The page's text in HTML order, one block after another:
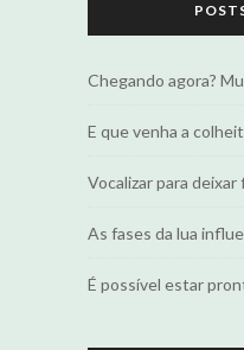
Chegando agora?
E que venha a
Vocalizar para deixar
As fases da lua
É possível estar